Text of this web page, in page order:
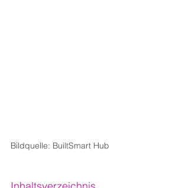
Bildquelle: BuiltSmart Hub